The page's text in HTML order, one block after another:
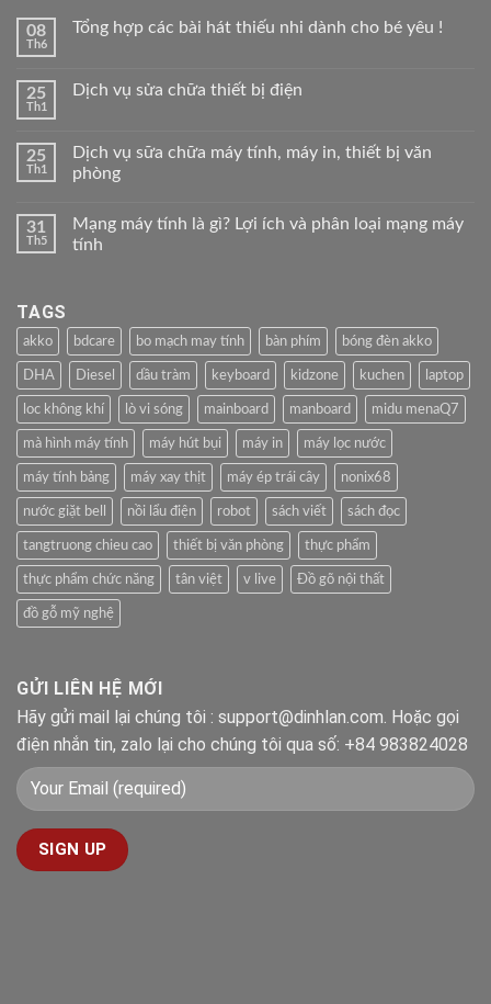
08
Th6
Tổng hợp các bài hát thiếu nhi dành cho bé yêu !
25
Th1
Dịch vụ sửa chữa thiết bị điện
25
Th1
Dịch vụ sữa chữa máy tính, máy in, thiết bị văn
phòng
31
Th5
Mạng máy tính là gì? Lợi ích và phân loại mạng máy
tính
TAGS
akko bdcare bo mạch may tính bàn phím bóng đèn akko
DHA Diesel dầu tràm keyboard kidzone kuchen laptop
loc không khí lò vi sóng mainboard manboard midu menaQ7
mà hình máy tính máy hút bụi máy in máy lọc nước
máy tính bảng máy xay thịt máy ép trái cây nonix68
nước giặt bell nồi lẩu điện robot sách viết sách đọc
tangtruong chieu cao thiết bị văn phòng thực phẩm
thực phẩm chức năng tân việt v live Đồ gõ nội thất
đồ gỗ mỹ nghệ
GỬI LIÊN HỆ MỚI
Hãy gửi mail lại chúng tôi : support@dinhlan.com. Hoặc gọi
điện nhắn tin, zalo lại cho chúng tôi qua số: +84 983824028